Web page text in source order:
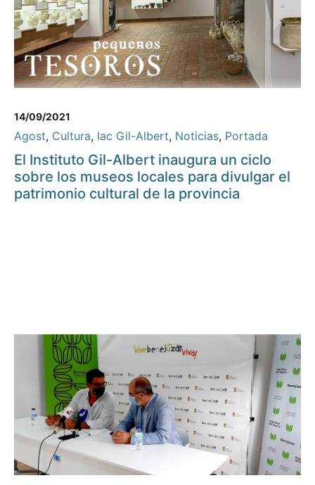
14/09/2021
Agost, Cultura, Iac Gil-Albert, Noticias, Portada
El Instituto Gil-Albert inaugura un ciclo
sobre los museos locales para divulgar el
patrimonio cultural de la provincia